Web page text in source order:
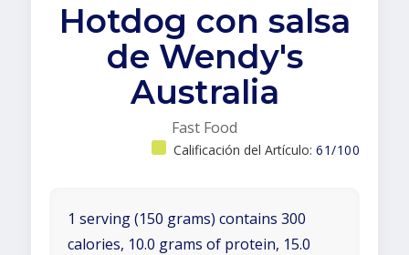
Hotdog con salsa
de Wendy's
Australia
Fast Food
Calificación del Artículo: 61/100
1 serving (150 grams) contains 300
calories, 10.0 grams of protein, 15.0